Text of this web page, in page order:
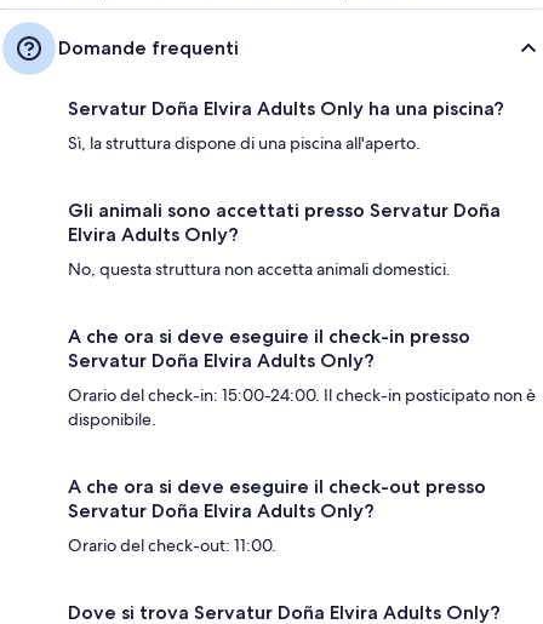
Domande frequenti
Servatur Doña Elvira Adults Only ha una piscina?
Sì, la struttura dispone di una piscina all'aperto.
Gli animali sono accettati presso Servatur Doña
Elvira Adults Only?
No, questa struttura non accetta animali domestici.
A che ora si deve eseguire il check-in presso
Servatur Doña Elvira Adults Only?
Orario del check-in: 15:00-24:00. Il check-in posticipato non è
disponibile.
A che ora si deve eseguire il check-out presso
Servatur Doña Elvira Adults Only?
Orario del check-out: 11:00.
Dove si trova Servatur Doña Elvira Adults Only?